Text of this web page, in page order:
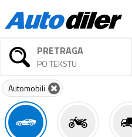
PRETRAGA
PO TEKSTU
Automobili